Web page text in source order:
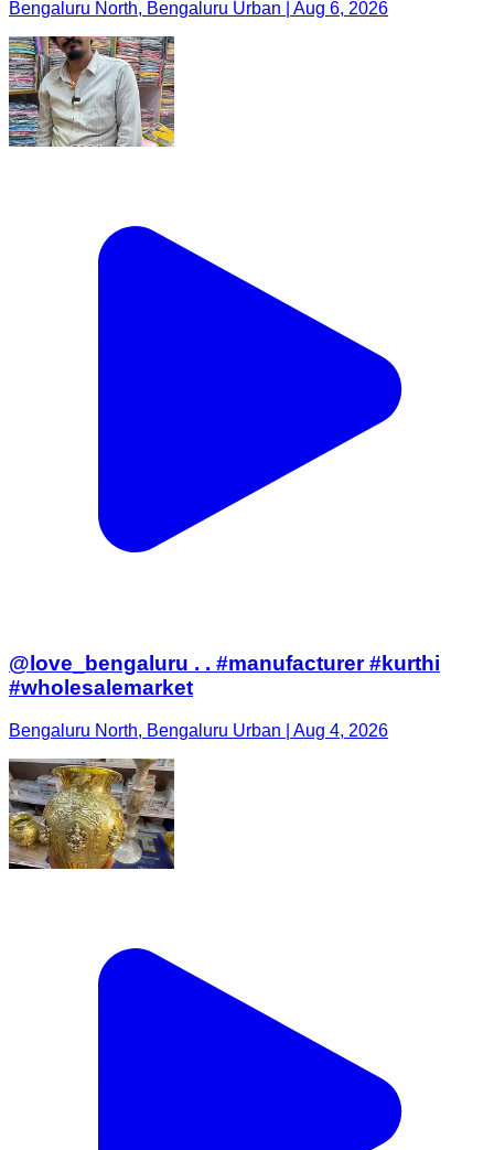
Bengaluru North, Bengaluru Urban | Aug 6, 2026
@love_bengaluru . . #manufacturer #kurthi
#wholesalemarket
Bengaluru North, Bengaluru Urban | Aug 4, 2026